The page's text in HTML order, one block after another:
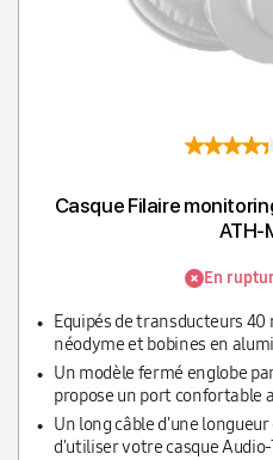
Casque Filaire
ATH-
En
Equipés de transducteurs
néodyme et bobines en
le casque de monitoring
qualité avec de bonnes
Un modèle fermé englobe
propose un port confortable
pour une utilisation durable.
Un long câble d'une
d'utiliser votre casque